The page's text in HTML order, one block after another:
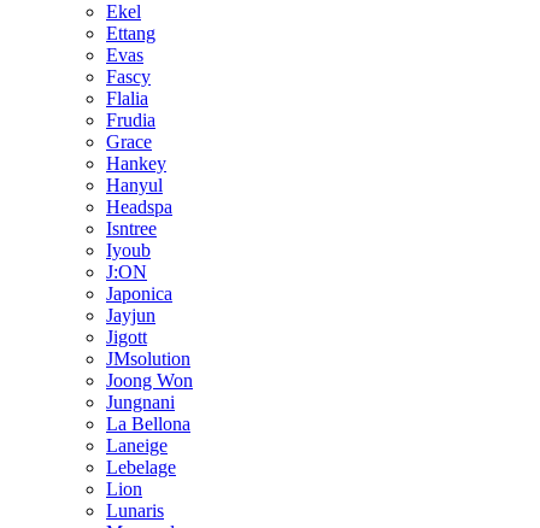
Ekel
Ettang
Evas
Fascy
Flalia
Frudia
Grace
Hankey
Hanyul
Headspa
Isntree
Iyoub
J:ON
Japonica
Jayjun
Jigott
JMsolution
Joong Won
Jungnani
La Bellona
Laneige
Lebelage
Lion
Lunaris